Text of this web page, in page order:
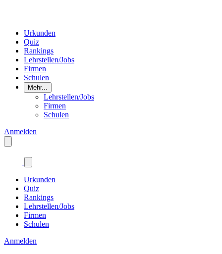
Urkunden
Quiz
Rankings
Lehrstellen/Jobs
Firmen
Schulen
Mehr...
Lehrstellen/Jobs
Firmen
Schulen
Anmelden
Urkunden
Quiz
Rankings
Lehrstellen/Jobs
Firmen
Schulen
Anmelden